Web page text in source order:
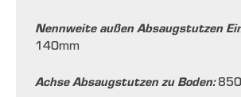
Nennweite außen Absaugstutzen
140mm
Achse Absaugstutzen zu Boden:850